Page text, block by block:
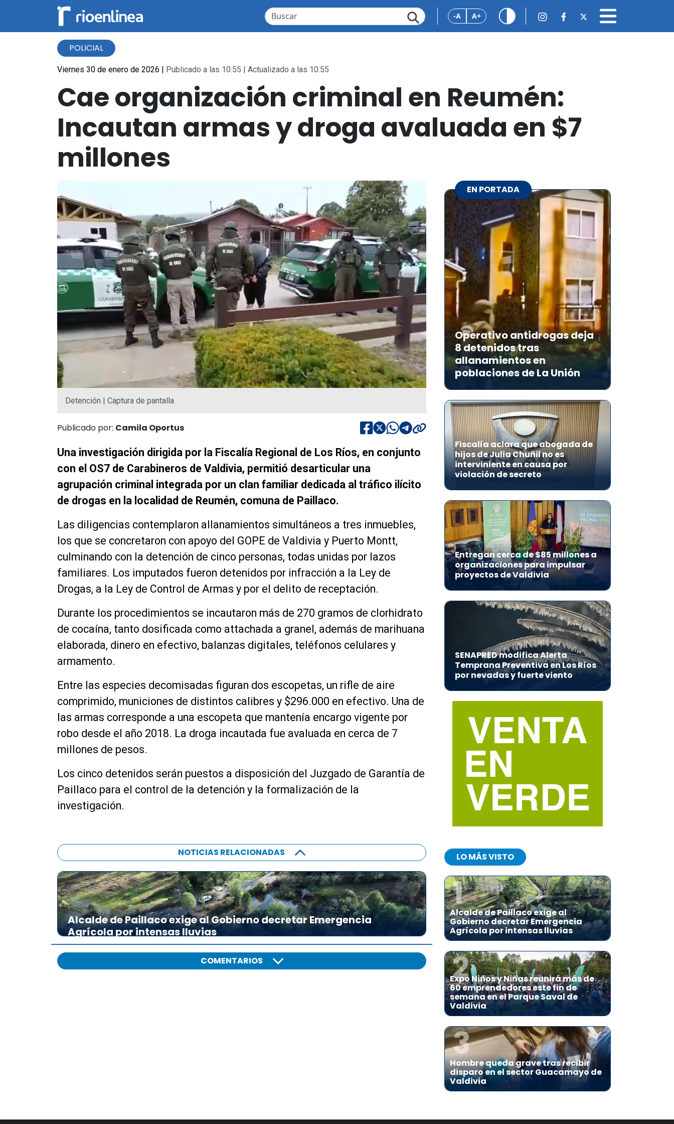
-A A+
POLICIAL
Viernes 30 de enero de 2026 | Publicado a las 10:55 | Actualizado a las 10:55
Cae organización criminal en Reumén:
Incautan armas y droga avaluada en $7
millones
Detención | Captura de pantalla
Publicado por: Camila Oportus
Una investigación dirigida por la Fiscalía Regional de Los Ríos, en conjunto
con el OS7 de Carabineros de Valdivia, permitió desarticular una
agrupación criminal integrada por un clan familiar dedicada al tráfico ilícito
de drogas en la localidad de Reumén, comuna de Paillaco.
Las diligencias contemplaron allanamientos simultáneos a tres inmuebles,
los que se concretaron con apoyo del GOPE de Valdivia y Puerto Montt,
culminando con la detención de cinco personas, todas unidas por lazos
familiares. Los imputados fueron detenidos por infracción a la Ley de
Drogas, a la Ley de Control de Armas y por el delito de receptación.
Durante los procedimientos se incautaron más de 270 gramos de clorhidrato
de cocaína, tanto dosificada como attachada a granel, además de marihuana
elaborada, dinero en efectivo, balanzas digitales, teléfonos celulares y
armamento.
Entre las especies decomisadas figuran dos escopetas, un rifle de aire
comprimido, municiones de distintos calibres y $296.000 en efectivo. Una de
las armas corresponde a una escopeta que mantenía encargo vigente por
robo desde el año 2018. La droga incautada fue avaluada en cerca de 7
millones de pesos.
Los cinco detenidos serán puestos a disposición del Juzgado de Garantía de
Paillaco para el control de la detención y la formalización de la
investigación.
NOTICIAS RELACIONADAS
Alcalde de Paillaco exige al Gobierno decretar Emergencia
Agrícola por intensas lluvias
COMENTARIOS
EN PORTADA
Operativo antidrogas deja
8 detenidos tras
allanamientos en
poblaciones de La Unión
Fiscalía aclara que abogada de
hijos de Julia Chuñil no es
interviniente en causa por
violación de secreto
Entregan cerca de $85 millones a
organizaciones para impulsar
proyectos de Valdivia
SENAPRED modifica Alerta
Temprana Preventiva en Los Ríos
por nevadas y fuerte viento
LO MÁS VISTO
1
Alcalde de Paillaco exige al
Gobierno decretar Emergencia
Agrícola por intensas lluvias
2
Expo Niños y Niñas reunirá más de
60 emprendedores este fin de
semana en el Parque Saval de
Valdivia
3
Hombre queda grave tras recibir
disparo en el sector Guacamayo de
Valdivia